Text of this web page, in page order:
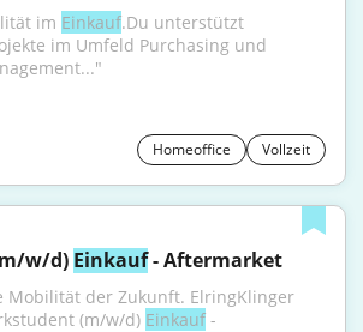
im Einkauf.Du unterstützt
im Umfeld Purchasing und
Homeoffice Vollzeit
w/d) Einkauf - Aftermarket
Mobilität der Zukunft. ElringKlinger
(m/w/d) Einkauf -